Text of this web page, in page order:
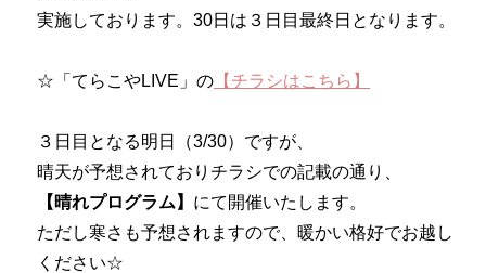
実施しております。30日は３日目最終日となります。
☆「てらこやLIVE」の 【チラシはこちら】
３日目となる明日（3/30）ですが、
晴天が予想されておりチラシでの記載の通り、
【晴れプログラム】 にて開催いたします。
ただし寒さも予想されますので、暖かい格好でお越し
ください☆